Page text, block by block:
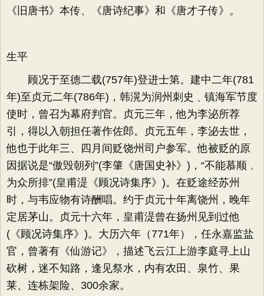
《旧唐书》本传、《唐诗纪事》和《唐才子传》。
生平
顾况于至德二载(757年)登进士第。建中二年(781
年)至贞元二年(786年)，韩滉为润州刺史﹑镇海军节度
使时，曾召为幕府判官。贞元三年，他为李泌所荐
引，得以入朝担任著作佐郎。贞元五年，李泌去世，
他也于此年三、四月间贬饶州司户参军。他被贬的原
因据说是“傲毁朝列”(李肇《唐国史补》)，“不能慕顺﹐
为众所排”(皇甫湜《顾况诗集序》)。在贬途经苏州
时，与韦应物有诗酬唱。约于贞元十年离饶州，晚年
定居茅山。贞元十六年，皇甫湜曾在扬州见到过他
(《顾况诗集序》)。大历六年（771年），任永嘉监盐
官，曾著有《仙游记》，描述飞云江上游李庭寻上山
砍树，迷不知路，逢见祭水，内有农田、泉竹、果
莱、连栋架险、300余家。